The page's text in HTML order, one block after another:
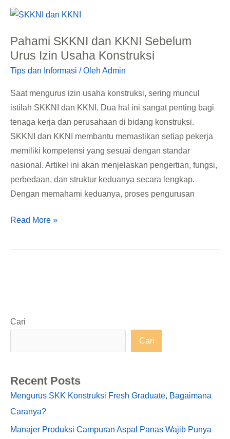
Pahami SKKNI dan KKNI Sebelum
Urus Izin Usaha Konstruksi
Tips dan Informasi / Oleh Admin
Saat mengurus izin usaha konstruksi, sering muncul
istilah SKKNI dan KKNI. Dua hal ini sangat penting bagi
tenaga kerja dan perusahaan di bidang konstruksi.
SKKNI dan KKNI membantu memastikan setiap pekerja
memiliki kompetensi yang sesuai dengan standar
nasional. Artikel ini akan menjelaskan pengertian, fungsi,
perbedaan, dan struktur keduanya secara lengkap.
Dengan memahami keduanya, proses pengurusan
Pahami
dan
KKNI
Sebelum
Konstruksi
Read More »
Cari
Cari
Recent Posts
Mengurus SKK Konstruksi Fresh Graduate, Bagaimana
Caranya?
Manajer Produksi Campuran Aspal Panas Wajib Punya